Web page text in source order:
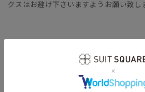
クスはお避け下さいますようお願い致し
サイズ詳細
【24.0（39）・25.0（40）・26.0（41